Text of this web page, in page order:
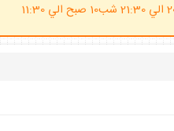
(ساعت پاسخگوي احكام شرعي 20 الي 21:30 شب10 صبح الي 11:30